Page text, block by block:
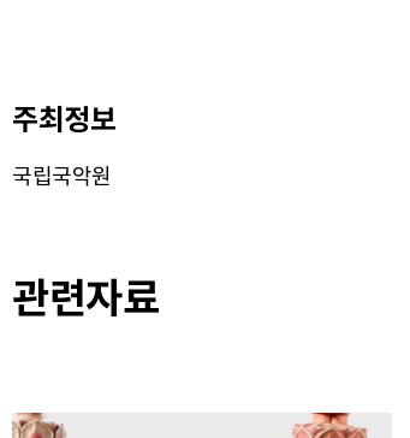
주최정보
국립국악원
관련자료